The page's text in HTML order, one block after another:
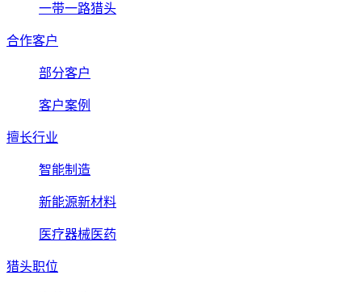
一带一路猎头
合作客户
部分客户
客户案例
擅长行业
智能制造
新能源新材料
医疗器械医药
猎头职位